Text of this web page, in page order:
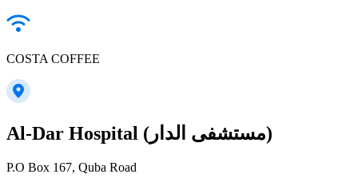
COSTA COFFEE
Al-Dar Hospital (مستشفى الدار)
P.O Box 167, Quba Road